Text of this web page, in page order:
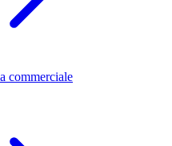
commerciale